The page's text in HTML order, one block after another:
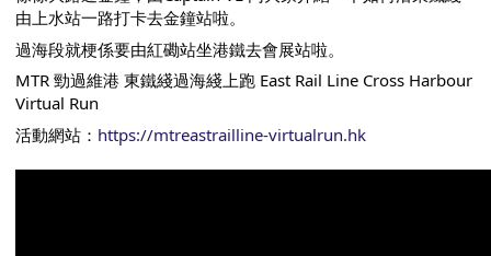
由上水站一路打卡去金鐘站啦。
過海段就梗係要由紅磡站坐港鐵去會展站啦。
MTR 勁過維港 東鐵綫過海綫上跑 East Rail Line Cross Harbour
Virtual Run
活動網站： https://mtreastrailline-virtualrun.hk